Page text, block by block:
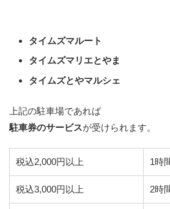
タイムズマルート
タイムズマリエとやま
タイムズとやマルシェ
上記の駐車場であれば
駐車券のサービスが受けられます。
税込2,000円以上 1時
税込3,000円以上 2時